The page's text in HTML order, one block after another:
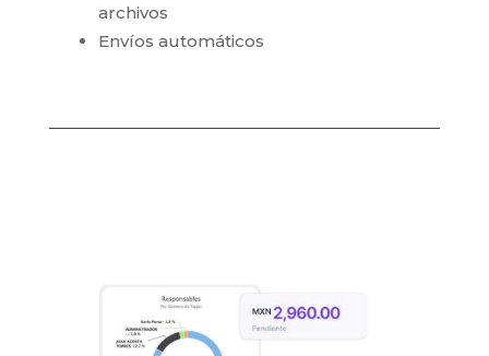
archivos
Envíos automáticos